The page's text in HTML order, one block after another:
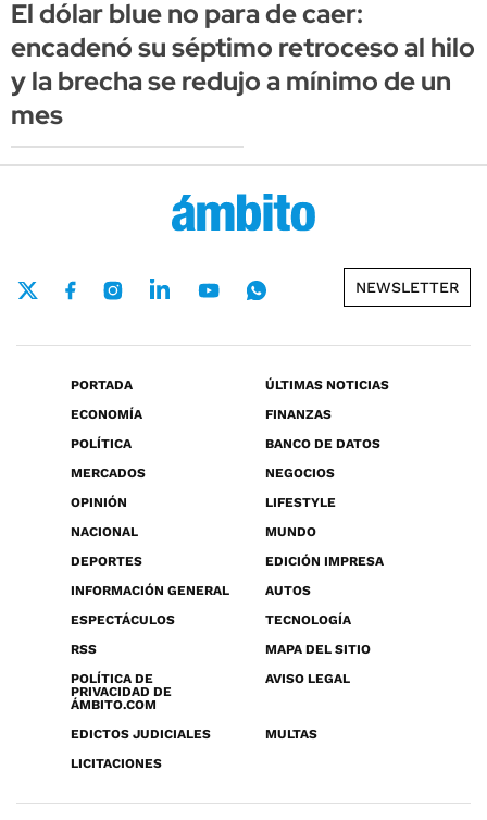
El dólar blue no para de caer:
encadenó su séptimo retroceso al hilo
y la brecha se redujo a mínimo de un
mes
NEWSLETTER
PORTADA
ÚLTIMAS NOTICIAS
ECONOMÍA
FINANZAS
POLÍTICA
BANCO DE DATOS
MERCADOS
NEGOCIOS
OPINIÓN
LIFESTYLE
NACIONAL
MUNDO
DEPORTES
EDICIÓN IMPRESA
INFORMACIÓN GENERAL
AUTOS
ESPECTÁCULOS
TECNOLOGÍA
RSS
MAPA DEL SITIO
POLÍTICA DE
PRIVACIDAD DE
ÁMBITO.COM
AVISO LEGAL
EDICTOS JUDICIALES
MULTAS
LICITACIONES